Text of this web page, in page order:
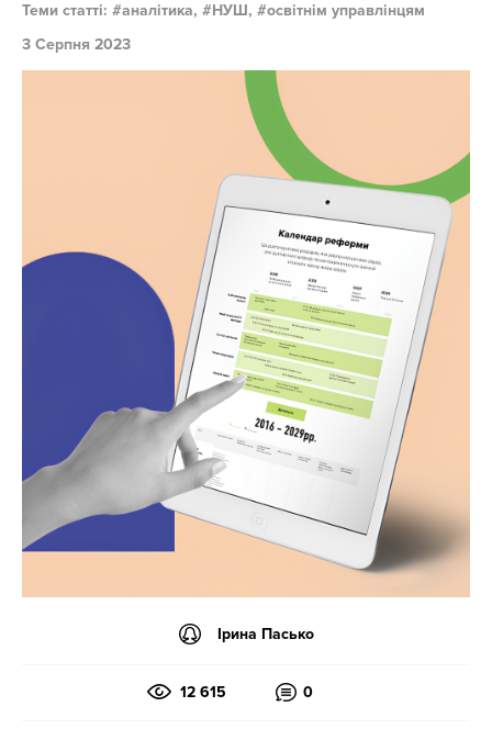
Теми статті: аналітика, НУШ,
освітнім управлінцям
3 Серпня 2023
Ірина Пасько
12 615 0